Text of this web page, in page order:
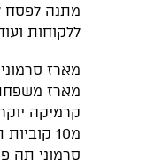
מתנה לפסח
ללקוחות
מארז
קרמיקה